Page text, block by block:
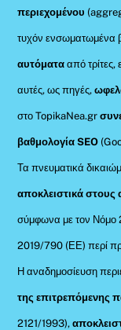
περιεχομένου
τυχόν ενσωματωμένα
αυτόματααπό τρίτες,
αυτές, ως πηγές,
στο TopikaNea.gr
βαθμολογία SEO
Τα πνευματικά
αποκλειστικά στους
σύμφωνα με τον Νόμο
2019/790 (ΕΕ) περί
Η αναδημοσίευση
της
2121/1993),